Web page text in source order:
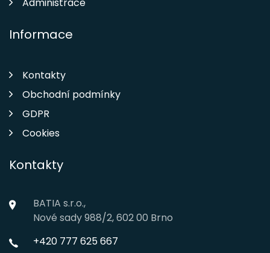
Administrace
Informace
Kontakty
Obchodní podmínky
GDPR
Cookies
Kontakty
BATIA s.r.o.,
Nové sady 988/2, 602 00 Brno
+420 777 625 667